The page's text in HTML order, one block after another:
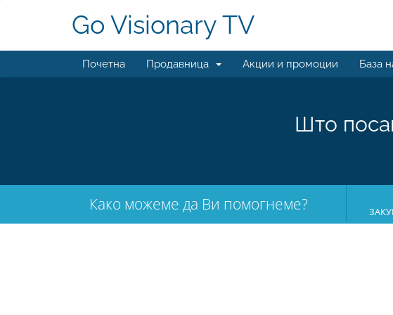
Go Visionary TV
Почетна Продавница Акции и промоции База
Што
Како можеме да Ви помогнеме?